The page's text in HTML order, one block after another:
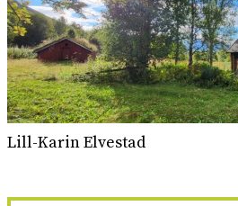
Lill-Karin Elvestad